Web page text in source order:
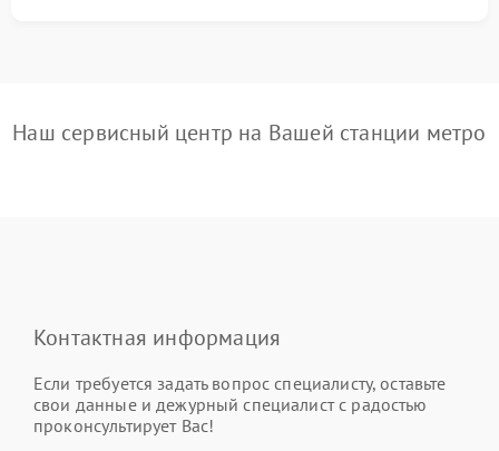
Наш сервисный центр на Вашей станции метро
Контактная информация
Если требуется задать вопрос специалисту, оставьте
свои данные и дежурный специалист с радостью
проконсультирует Вас!